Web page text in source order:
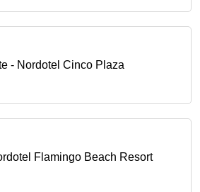
- Nordotel Cinco Plaza
Flamingo Beach Resort